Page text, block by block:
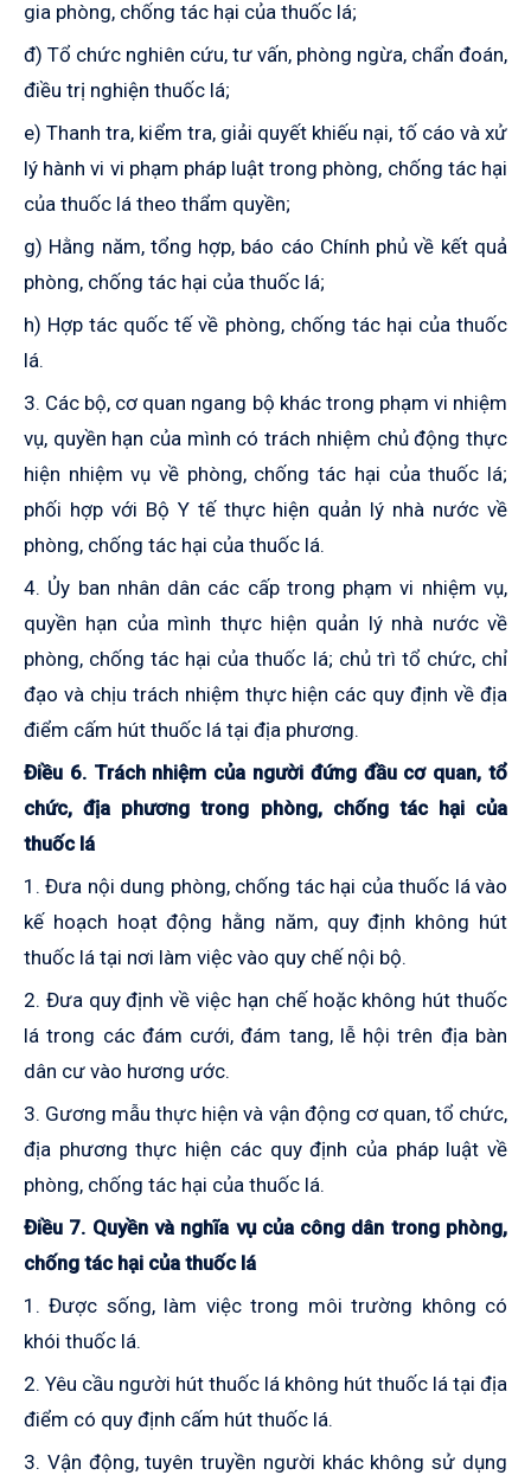
gia phòng, chống tác hại của thuốc lá;
đ) Tổ chức nghiên cứu, tư vấn, phòng ngừa, chẩn đoán,
điều trị nghiện thuốc lá;
e) Thanh tra, kiểm tra, giải quyết khiếu nại, tố cáo và xử
lý hành vi vi phạm pháp luật trong phòng, chống tác hại
của thuốc lá theo thẩm quyền;
g) Hằng năm, tổng hợp, báo cáo Chính phủ về kết quả
phòng, chống tác hại của thuốc lá;
h) Hợp tác quốc tế về phòng, chống tác hại của thuốc
lá.
3. Các bộ, cơ quan ngang bộ khác trong phạm vi nhiệm
vụ, quyền hạn của mình có trách nhiệm chủ động thực
hiện nhiệm vụ về phòng, chống tác hại của thuốc lá;
phối hợp với Bộ Y tế thực hiện quản lý nhà nước về
phòng, chống tác hại của thuốc lá.
4. Ủy ban nhân dân các cấp trong phạm vi nhiệm vụ,
quyền hạn của mình thực hiện quản lý nhà nước về
phòng, chống tác hại của thuốc lá; chủ trì tổ chức, chỉ
đạo và chịu trách nhiệm thực hiện các quy định về địa
điểm cấm hút thuốc lá tại địa phương.
Điều 6. Trách nhiệm của người đứng đầu cơ quan, tổ
chức, địa phương trong phòng, chống tác hại của
thuốc lá
1. Đưa nội dung phòng, chống tác hại của thuốc lá vào
kế hoạch hoạt động hằng năm, quy định không hút
thuốc lá tại nơi làm việc vào quy chế nội bộ.
2. Đưa quy định về việc hạn chế hoặc không hút thuốc
lá trong các đám cưới, đám tang, lễ hội trên địa bàn
dân cư vào hương ước.
3. Gương mẫu thực hiệnvà vận động cơ quan, tổ chức,
địa phương thực hiện các quy định của pháp luật về
phòng, chống tác hại của thuốc lá.
Điều 7. Quyền và nghĩa vụ của công dân trong phòng,
chống tác hại của thuốc lá
1. Được sống, làm việc trong môi trường không có
khói thuốc lá.
2. Yêu cầu người hút thuốc lá không hút thuốc lá tại địa
điểm có quy định cấm hút thuốc lá.
3. Vận động, tuyên truyền người khác không sử dụng